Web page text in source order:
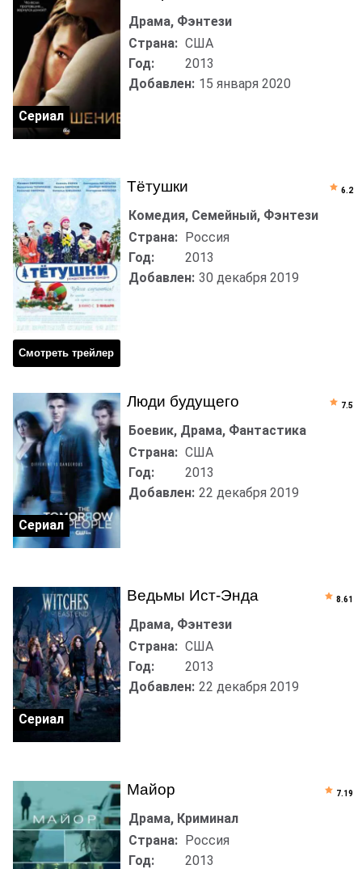
Драма, Фэнтези
Страна: США
Год:
2013
Добавлен: 15 января 2020
Сериал
Тётушки
Смотреть трейлер
Комедия, Семейный, Фэнтези
Страна: Россия
Год:
2013
Добавлен: 30 декабря 2019
6.2
Люди будущего
Боевик, Драма, Фантастика
Страна: США
Год:
2013
Добавлен: 22 декабря 2019
Сериал
7.5
Ведьмы Ист-Энда
Драма, Фэнтези
Страна: США
Год:
2013
Добавлен: 22 декабря 2019
Сериал
8.61
Майор
Драма, Криминал
Страна: Россия
Год:
2013
7.19